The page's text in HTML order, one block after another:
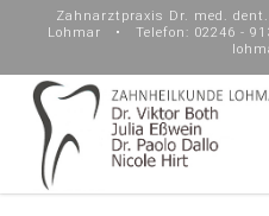
Zahnarztpraxis Dr. med.
Lohmar • Telefon: 02246 -